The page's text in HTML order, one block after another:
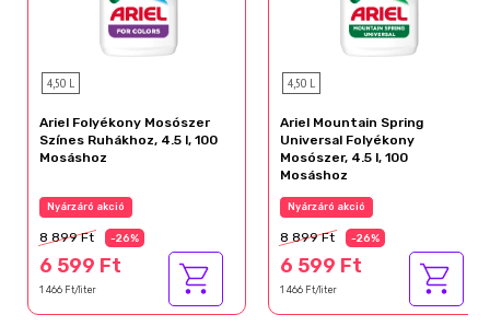
4,50 L
Ariel Folyékony Mosószer
Színes Ruhákhoz, 4.5 l, 100
Mosáshoz
Nyárzáró akció
8 899 Ft -26%
6 599 Ft
1 466 Ft/liter
4,50 L
Ariel Mountain Spring
Universal Folyékony
Mosószer, 4.5 l, 100
Mosáshoz
Nyárzáró akció
8 899 Ft -26%
6 599 Ft
1 466 Ft/liter